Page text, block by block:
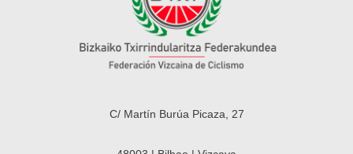
C/ Martín Burúa Picaza, 27